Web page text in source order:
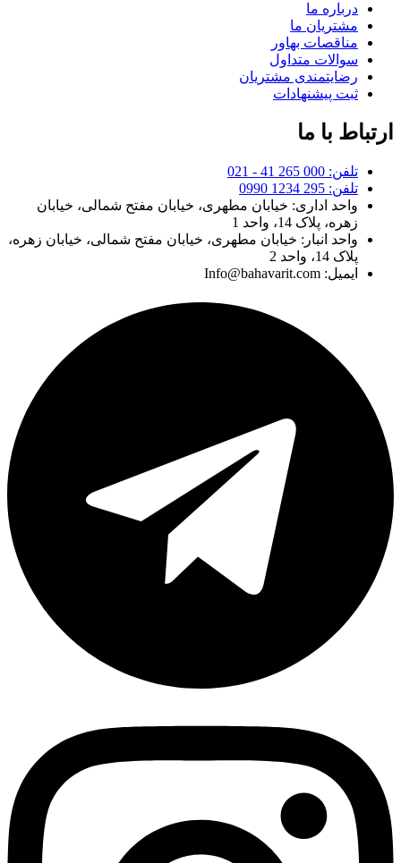
درباره ما
مشتریان ما
مناقصات بهاور
سوالات متداول
رضایتمندی مشتریان
ثبت پیشنهادات
ارتباط با ما
تلفن: 000 265 41 - 021
تلفن: 295 1234 0990
واحد اداری: خیابان مطهری، خیابان مفتح شمالی، خیابان
زهره، پلاک 14، واحد 1
واحد انبار: خیابان مطهری، خیابان مفتح شمالی، خیابان زهره،
پلاک 14، واحد 2
ایمیل: Info@bahavarit.com